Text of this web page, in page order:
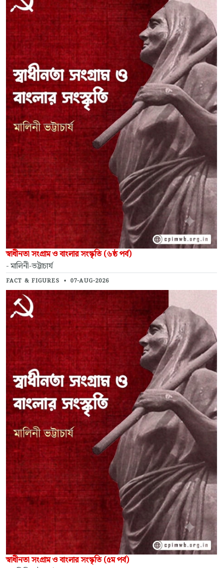
স্বাধীনতা সংগ্রাম ও বাংলার সংস্কৃতি (৬ষ্ঠ পর্ব)
- মালিনী-ভট্টাচার্য
FACT & FIGURES • 07-AUG-2026
স্বাধীনতা সংগ্রাম ও বাংলার সংস্কৃতি (৫ম পর্ব)